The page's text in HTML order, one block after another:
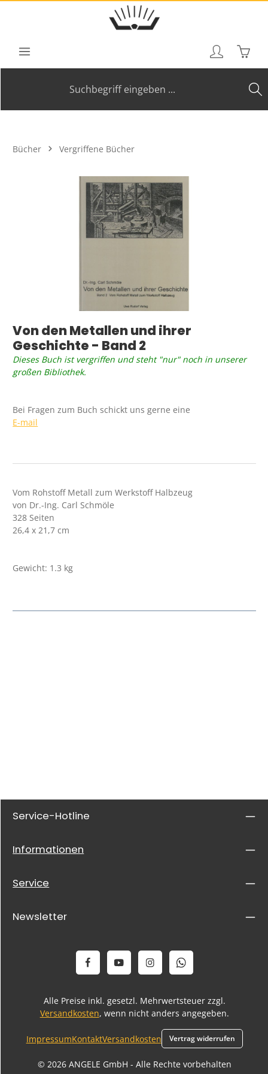
Zum Hauptinhalt springen
Bücher Vergriffene Bücher
Bildergalerie überspringen
Von den Metallen und ihrer
Geschichte - Band 2
Dieses Buch ist vergriffen und steht "nur" noch in unserer
großen Bibliothek.
Bei Fragen zum Buch schickt uns gerne eine
E-mail
Vom Rohstoff Metall zum Werkstoff Halbzeug
von Dr.-Ing. Carl Schmöle
328 Seiten
26,4 x 21,7 cm
Gewicht: 1.3 kg
Service-Hotline
Informationen
Service
Newsletter
Alle Preise inkl. gesetzl. Mehrwertsteuer zzgl.
Versandkosten, wenn nicht anders angegeben.
© 2026 ANGELE GmbH - Alle Rechte vorbehalten
ImpressumKontaktVersandkosten Vertrag widerrufen